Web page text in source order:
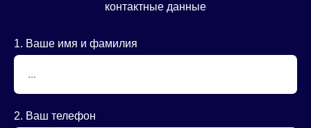
контактные данные
1. Ваше имя и фамилия
2. Ваш телефон